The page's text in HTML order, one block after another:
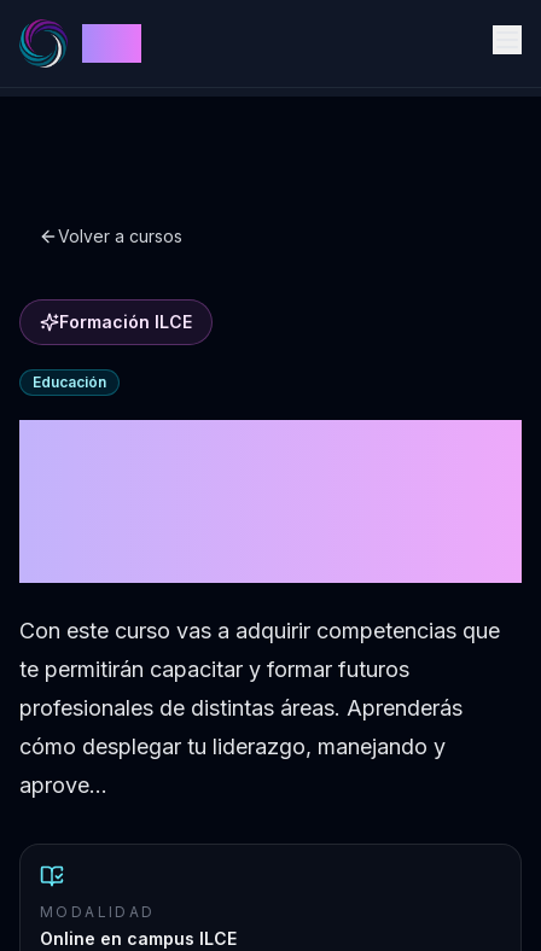
Volver a cursos
Formación ILCE
Educación
Con este curso vas a adquirir competencias que
te permitirán capacitar y formar futuros
profesionales de distintas áreas. Aprenderás
cómo desplegar tu liderazgo, manejando y
aprove…
MODALIDAD
Online en campus ILCE